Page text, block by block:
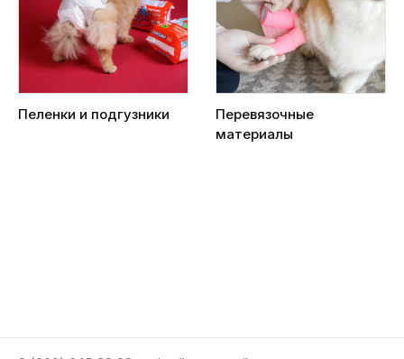
Пеленки и подгузники
Перевязочные
материалы